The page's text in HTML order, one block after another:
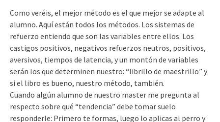
Como veréis, el mejor método es el que mejor se adapte al
alumno. Aquí están todos los métodos. Los sistemas de
refuerzo entiendo que son las variables entre ellos. Los
castigos positivos, negativos refuerzos neutros, positivos,
aversivos, tiempos de latencia, y un montón de variables
serán los que determinen nuestro: “librillo de maestrillo” y
si el libro es bueno, nuestro método, también.
Cuando algún alumno de nuestro master me pregunta al
respecto sobre qué “tendencia” debe tomar suelo
responderle: Primero te formas, luego lo aplicas al perro y